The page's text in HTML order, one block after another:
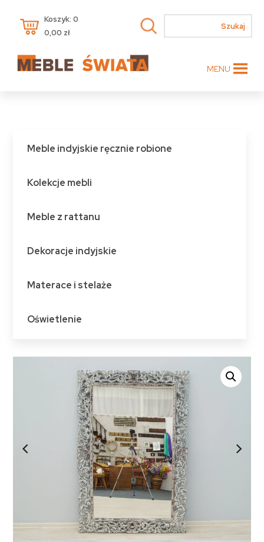
Koszyk: 0
0,00 zł
MENU
Meble indyjskie ręcznie robione
Kolekcje mebli
Meble z rattanu
Dekoracje indyjskie
Materace i stelaże
Oświetlenie